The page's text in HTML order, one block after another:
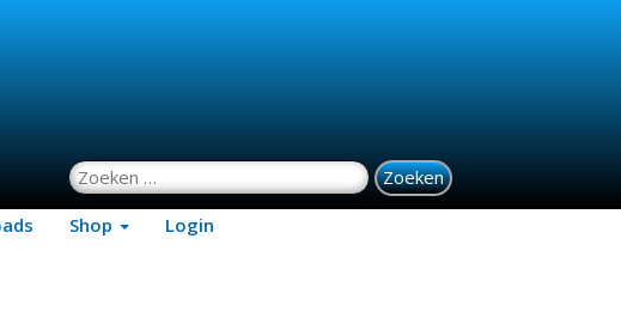
Zoeken naar:
Shop Login